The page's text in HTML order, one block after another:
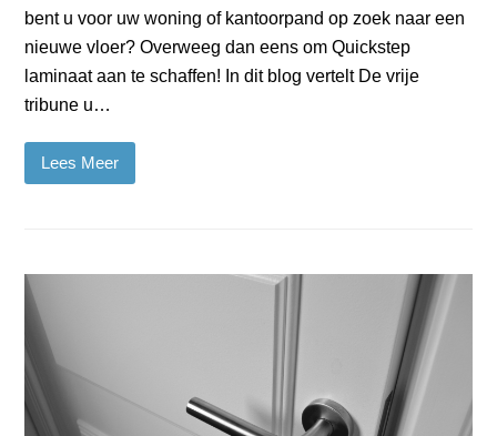
bent u voor uw woning of kantoorpand op zoek naar een
nieuwe vloer? Overweeg dan eens om Quickstep
laminaat aan te schaffen! In dit blog vertelt De vrije
tribune u…
Lees Meer